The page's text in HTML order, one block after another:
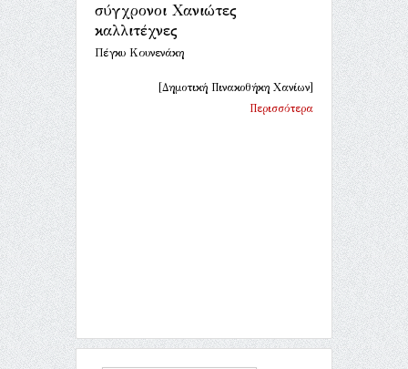
σύγχρονοι Χανιώτες
καλλιτέχνες
Πέγκυ Κουνενάκη
[Δημοτική Πινακοθήκη Χανίων]
Περισσότερα